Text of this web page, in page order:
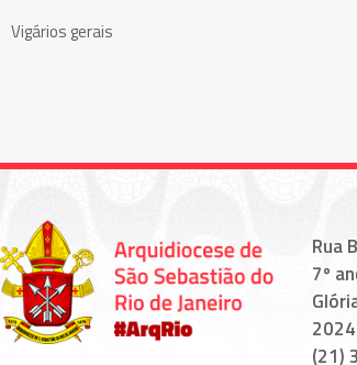
Vigários gerais
Rua
7º
(21)